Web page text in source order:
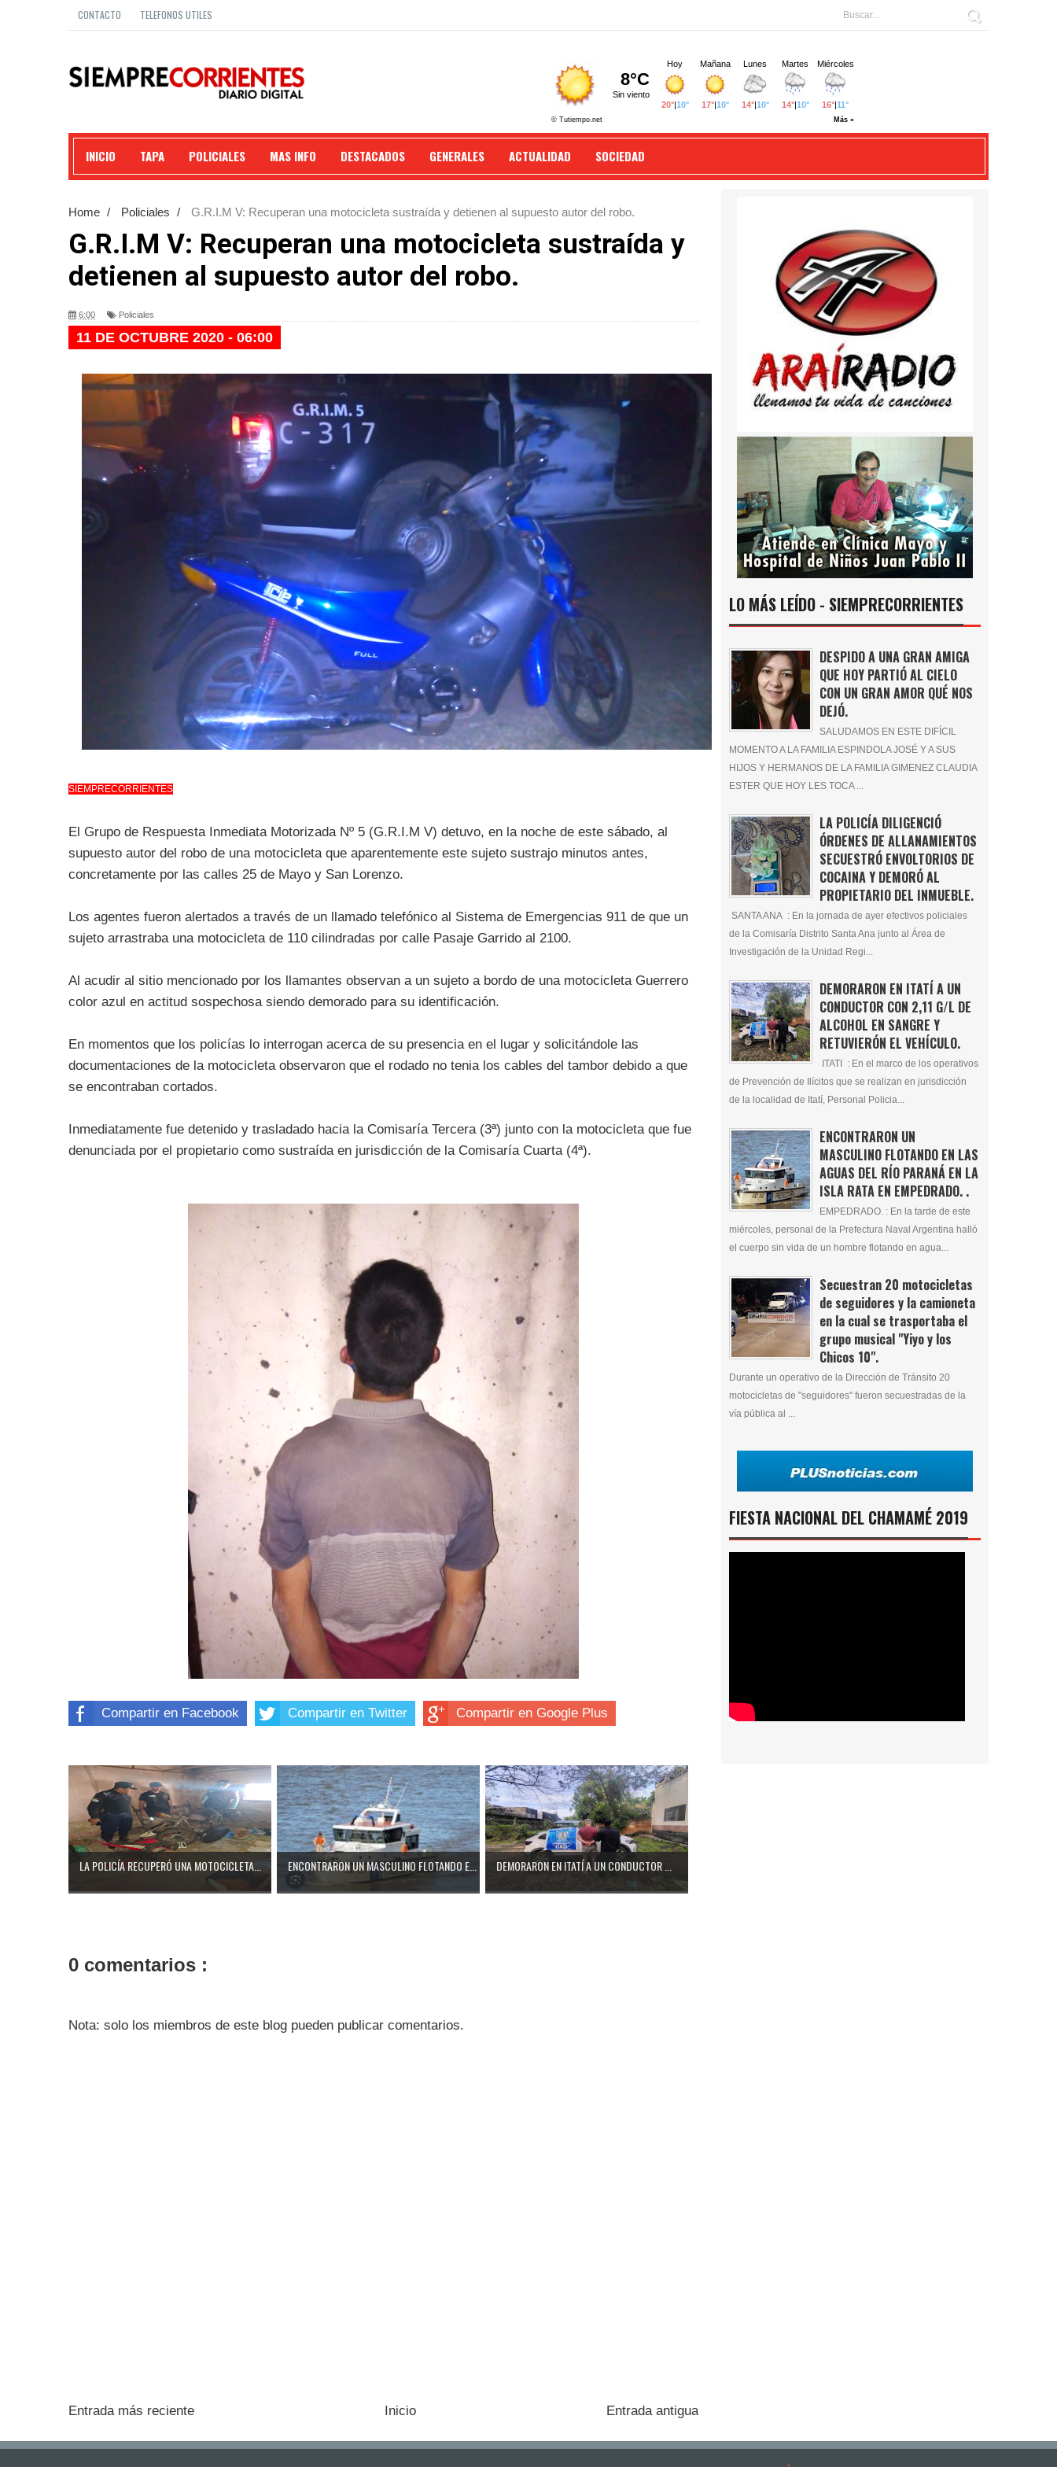
CONTACTO TELEFONOS UTILES
INICIO TAPA POLICIALES MAS INFO DESTACADOS GENERALES ACTUALIDAD SOCIEDAD
Home / Policiales / G.R.I.M V: Recuperan una motocicleta sustraída y detienen al supuesto autor del robo.
G.R.I.M V: Recuperan una motocicleta sustraída y
detienen al supuesto autor del robo.
6:00 Policiales
11 DE OCTUBRE 2020 - 06:00
SIEMPRECORRIENTES
El Grupo de Respuesta Inmediata Motorizada Nº 5 (G.R.I.M V) detuvo, en la noche de este sábado, al
supuesto autor del robo de una motocicleta que aparentemente este sujeto sustrajo minutos antes,
concretamente por las calles 25 de Mayo y San Lorenzo.
Los agentes fueron alertados a través de un llamado telefónico al Sistema de Emergencias 911 de que un
sujeto arrastraba una motocicleta de 110 cilindradas por calle Pasaje Garrido al 2100.
Al acudir al sitio mencionado por los llamantes observan a un sujeto a bordo de una motocicleta Guerrero
color azul en actitud sospechosa siendo demorado para su identificación.
En momentos que los policías lo interrogan acerca de su presencia en el lugar y solicitándole las
documentaciones de la motocicleta observaron que el rodado no tenia los cables del tambor debido a que
se encontraban cortados.
Inmediatamente fue detenido y trasladado hacia la Comisaría Tercera (3ª) junto con la motocicleta que fue
denunciada por el propietario como sustraída en jurisdicción de la Comisaría Cuarta (4ª).
Compartir en Facebook Compartir en Twitter Compartir en Google Plus
LA POLICÍA RECUPERÓ UNA MOTOCICLETA... ENCONTRARON UN MASCULINO FLOTANDO E... DEMORARON EN ITATÍ A UN CONDUCTOR ...
0 comentarios :
Nota: solo los miembros de este blog pueden publicar comentarios.
Entrada más reciente Entrada antigua
Inicio
LO MÁS LEÍDO - SIEMPRECORRIENTES
DESPIDO A UNA GRAN AMIGA
QUE HOY PARTIÓ AL CIELO
CON UN GRAN AMOR QUÉ NOS
DEJÓ.
SALUDAMOS EN ESTE DIFÍCIL
MOMENTO A LA FAMILIA ESPINDOLA JOSÉ Y A SUS
HIJOS Y HERMANOS DE LA FAMILIA GIMENEZ CLAUDIA
ESTER QUE HOY LES TOCA ...
LA POLICÍA DILIGENCIÓ
ÓRDENES DE ALLANAMIENTOS
SECUESTRÓ ENVOLTORIOS DE
COCAINA Y DEMORÓ AL
PROPIETARIO DEL INMUEBLE.
SANTA ANA : En la jornada de ayer efectivos policiales
de la Comisaría Distrito Santa Ana junto al Área de
Investigación de la Unidad Regi...
DEMORARON EN ITATÍ A UN
CONDUCTOR CON 2,11 G/L DE
ALCOHOL EN SANGRE Y
RETUVIERÓN EL VEHÍCULO.
ITATI : En el marco de los operativos
de Prevención de Ilícitos que se realizan en jurisdicción
de la localidad de Itatí, Personal Policia...
ENCONTRARON UN
MASCULINO FLOTANDO EN LAS
AGUAS DEL RÍO PARANÁ EN LA
ISLA RATA EN EMPEDRADO. .
EMPEDRADO. : En la tarde de este
miércoles, personal de la Prefectura Naval Argentina halló
el cuerpo sin vida de un hombre flotando en agua...
Secuestran 20 motocicletas
de seguidores y la camioneta
en la cual se trasportaba el
grupo musical "Yiyo y los
Chicos 10".
Durante un operativo de la Dirección de Tránsito 20
motocicletas de "seguidores" fueron secuestradas de la
vía pública al ...
FIESTA NACIONAL DEL CHAMAMÉ 2019